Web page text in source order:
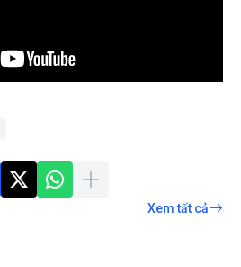
Xem tất cả